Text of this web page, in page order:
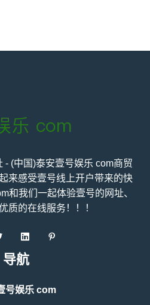
- (中国)泰安壹号娱乐 com商贸
来感受壹号线上开户带来的快
和我们一起体验壹号的网址、
质的在线服务！！！
导航
号娱乐 com